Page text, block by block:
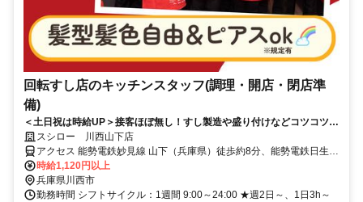
回転すし店のキッチンスタッフ(調理・開店・閉店準
備)
＜土日祝は時給UP＞接客ほぼ無し！すし製造や盛り付けなどコツコツ働
けるスシロー 川西山下店
アクセス 能勢電鉄妙見線 山下（兵庫県）徒歩約8分、能勢電鉄日生線
山下（兵庫県）徒歩約8分、能勢電鉄妙見線 畦野出入口1徒歩約13分
時給1,120円以上
兵庫県川西市
勤務時間 シフトサイクル：1週間 9:00～24:00 ★週2日～、1日3h～